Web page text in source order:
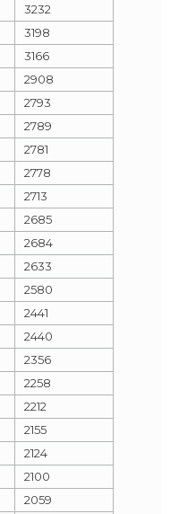
3232
3198
3166
2908
2793
2789
2781
2778
2713
2685
2684
2633
2580
2441
2440
2356
2258
2212
2155
2124
2100
2059